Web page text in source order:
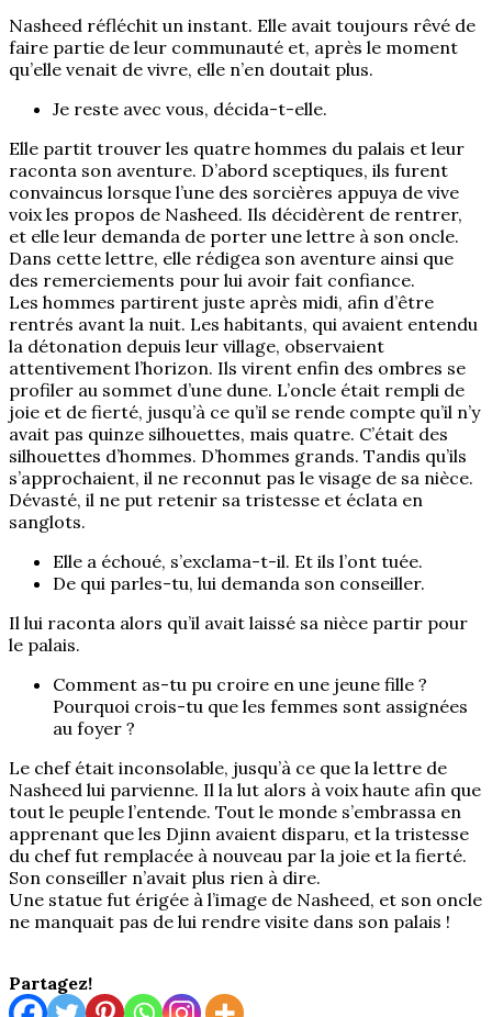
Nasheed réfléchit un instant. Elle avait toujours rêvé de
faire partie de leur communauté et, après le moment
qu’elle venait de vivre, elle n’en doutait plus.
Je reste avec vous, décida-t-elle.
Elle partit trouver les quatre hommes du palais et leur
raconta son aventure. D’abord sceptiques, ils furent
convaincus lorsque l’une des sorcières appuya de vive
voix les propos de Nasheed. Ils décidèrent de rentrer,
et elle leur demanda de porter une lettre à son oncle.
Dans cette lettre, elle rédigea son aventure ainsi que
des remerciements pour lui avoir fait confiance.
Les hommes partirent juste après midi, afin d’être
rentrés avant la nuit. Les habitants, qui avaient entendu
la détonation depuis leur village, observaient
attentivement l’horizon. Ils virent enfin des ombres se
profiler au sommet d’une dune. L’oncle était rempli de
joie et de fierté, jusqu’à ce qu’il se rende compte qu’il n’y
avait pas quinze silhouettes, mais quatre. C’était des
silhouettes d’hommes. D’hommes grands. Tandis qu’ils
s’approchaient, il ne reconnut pas le visage de sa nièce.
Dévasté, il ne put retenir sa tristesse et éclata en
sanglots.
Elle a échoué, s’exclama-t-il. Et ils l’ont tuée.
De qui parles-tu, lui demanda son conseiller.
Il lui raconta alors qu’il avait laissé sa nièce partir pour
le palais.
Comment as-tu pu croire en une jeune fille ?
Pourquoi crois-tu que les femmes sont assignées
au foyer ?
Le chef était inconsolable, jusqu’à ce que la lettre de
Nasheed lui parvienne. Il la lut alors à voix haute afin que
tout le peuple l’entende. Tout le monde s’embrassa en
apprenant que les Djinn avaient disparu, et la tristesse
du chef fut remplacée à nouveau par la joie et la fierté.
Son conseiller n’avait plus rien à dire.
Une statue fut érigée à l’image de Nasheed, et son oncle
ne manquait pas de lui rendre visite dans son palais !
Partagez!